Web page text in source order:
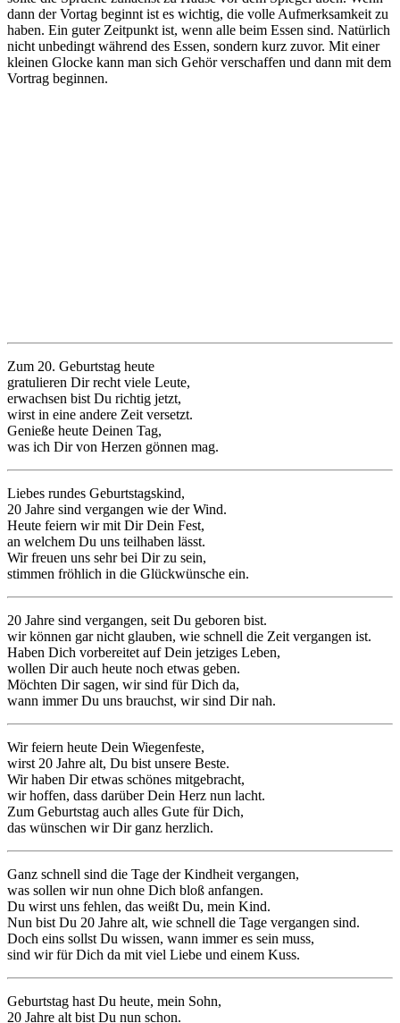
dann der Vortag beginnt ist es wichtig, die volle Aufmerksamkeit zu
haben. Ein guter Zeitpunkt ist, wenn alle beim Essen sind. Natürlich
nicht unbedingt während des Essen, sondern kurz zuvor. Mit einer
kleinen Glocke kann man sich Gehör verschaffen und dann mit dem
Vortrag beginnen.
Zum 20. Geburtstag heute
gratulieren Dir recht viele Leute,
erwachsen bist Du richtig jetzt,
wirst in eine andere Zeit versetzt.
Genieße heute Deinen Tag,
was ich Dir von Herzen gönnen mag.
Liebes rundes Geburtstagskind,
20 Jahre sind vergangen wie der Wind.
Heute feiern wir mit Dir Dein Fest,
an welchem Du uns teilhaben lässt.
Wir freuen uns sehr bei Dir zu sein,
stimmen fröhlich in die Glückwünsche ein.
20 Jahre sind vergangen, seit Du geboren bist.
wir können gar nicht glauben, wie schnell die Zeit vergangen ist.
Haben Dich vorbereitet auf Dein jetziges Leben,
wollen Dir auch heute noch etwas geben.
Möchten Dir sagen, wir sind für Dich da,
wann immer Du uns brauchst, wir sind Dir nah.
Wir feiern heute Dein Wiegenfeste,
wirst 20 Jahre alt, Du bist unsere Beste.
Wir haben Dir etwas schönes mitgebracht,
wir hoffen, dass darüber Dein Herz nun lacht.
Zum Geburtstag auch alles Gute für Dich,
das wünschen wir Dir ganz herzlich.
Ganz schnell sind die Tage der Kindheit vergangen,
was sollen wir nun ohne Dich bloß anfangen.
Du wirst uns fehlen, das weißt Du, mein Kind.
Nun bist Du 20 Jahre alt, wie schnell die Tage vergangen sind.
Doch eins sollst Du wissen, wann immer es sein muss,
sind wir für Dich da mit viel Liebe und einem Kuss.
Geburtstag hast Du heute, mein Sohn,
20 Jahre alt bist Du nun schon.